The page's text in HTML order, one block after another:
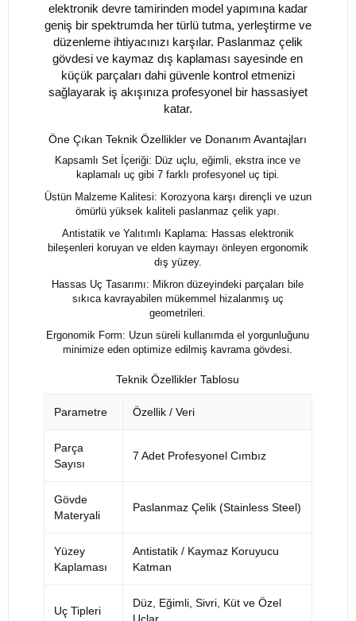
elektronik devre tamirinden model yapımına kadar
geniş bir spektrumda her türlü tutma, yerleştirme ve
düzenleme ihtiyacınızı karşılar. Paslanmaz çelik
gövdesi ve kaymaz dış kaplaması sayesinde en
küçük parçaları dahi güvenle kontrol etmenizi
sağlayarak iş akışınıza profesyonel bir hassasiyet
katar.
Öne Çıkan Teknik Özellikler ve Donanım Avantajları
Kapsamlı Set İçeriği: Düz uçlu, eğimli, ekstra ince ve
kaplamalı uç gibi 7 farklı profesyonel uç tipi.
Üstün Malzeme Kalitesi: Korozyona karşı dirençli ve uzun
ömürlü yüksek kaliteli paslanmaz çelik yapı.
Antistatik ve Yalıtımlı Kaplama: Hassas elektronik
bileşenleri koruyan ve elden kaymayı önleyen ergonomik
dış yüzey.
Hassas Uç Tasarımı: Mikron düzeyindeki parçaları bile
sıkıca kavrayabilen mükemmel hizalanmış uç
geometrileri.
Ergonomik Form: Uzun süreli kullanımda el yorgunluğunu
minimize eden optimize edilmiş kavrama gövdesi.
Teknik Özellikler Tablosu
Parametre Özellik / Veri
Parça
Sayısı
7 Adet Profesyonel Cımbız
Gövde
Materyali
Paslanmaz Çelik (Stainless Steel)
Yüzey
Kaplaması
Antistatik / Kaymaz Koruyucu
Katman
Uç Tipleri
Düz, Eğimli, Sivri, Küt ve Özel
Uçlar